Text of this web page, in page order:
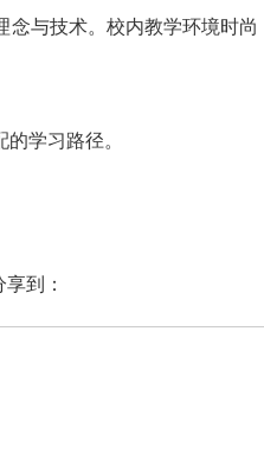
念与技术。校内教学环境时尚
学习路径。
享到：